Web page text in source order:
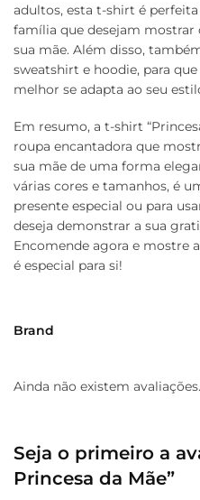
adultos, esta t-shirt é
família que desejam mostrar
sua mãe. Além disso,
sweatshirt e hoodie, para
melhor se adapta ao seu
Em resumo, a t-shirt
roupa encantadora que
sua mãe de uma forma
várias cores e tamanhos, é
presente especial ou para
deseja demonstrar a sua
Encomende agora e mostre
é especial para si!
Brand
Ainda não existem avaliações.
Seja o primeiro a
Princesa da Mãe”